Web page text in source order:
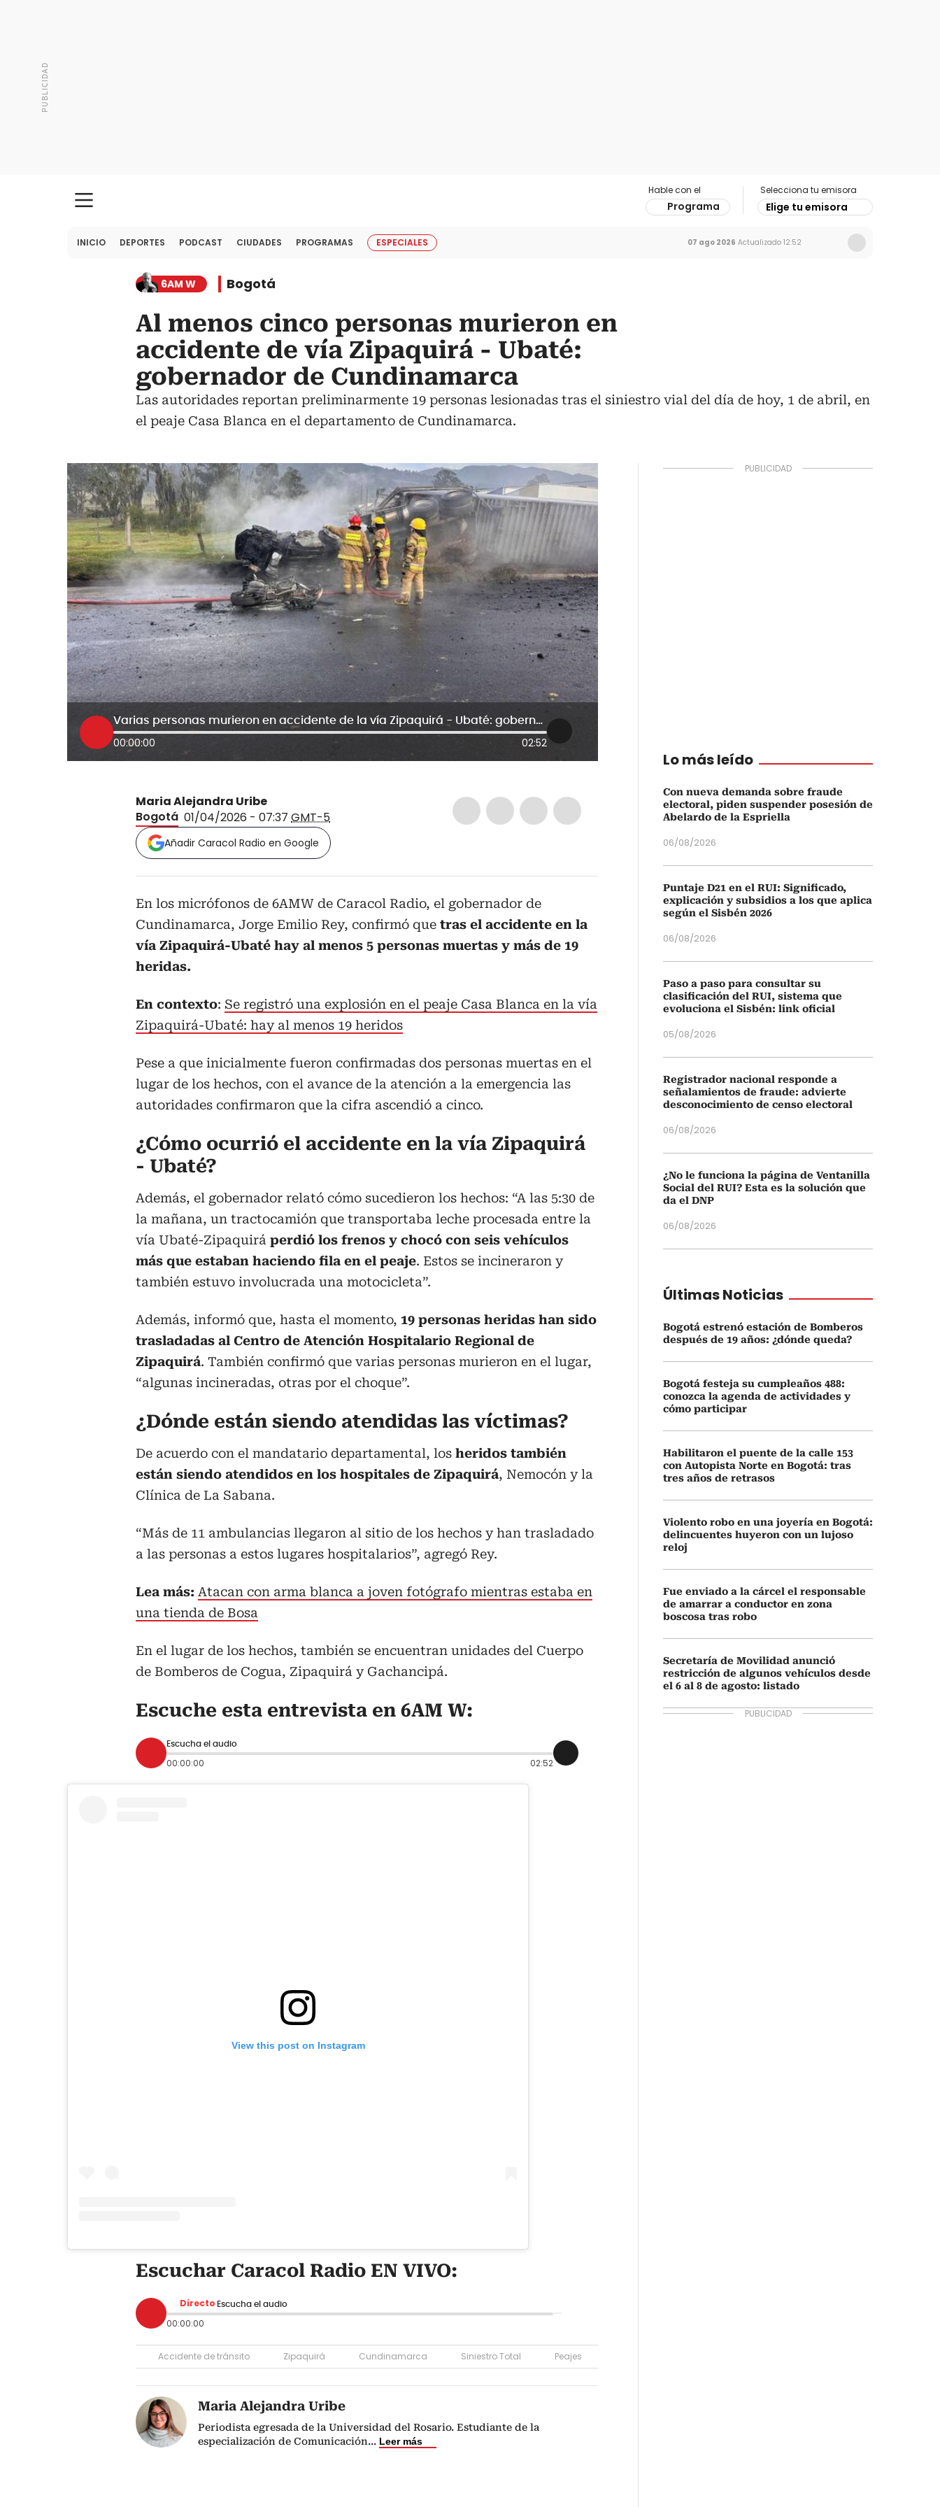
Hable con el
Programa
Selecciona tu emisora
Elige tu emisora
INICIO DEPORTES PODCAST CIUDADES PROGRAMAS ESPECIALES 07 ago 2026 Actualizado 12:52
6AM W Bogotá
Al menos cinco personas murieron en
accidente de vía Zipaquirá - Ubaté:
gobernador de Cundinamarca
Las autoridades reportan preliminarmente 19 personas lesionadas tras el siniestro vial del día de hoy, 1 de abril, en
el peaje Casa Blanca en el departamento de Cundinamarca.
Varias personas murieron en accidente de la vía Zipaquirá - Ubaté: gobernador de Cundinamarca
00:00:00 02:52
Maria Alejandra Uribe
Bogotá 01/04/2026 - 07:37 GMT-5
Añadir Caracol Radio en Google
En los micrófonos de 6AMW de Caracol Radio, el gobernador de
Cundinamarca, Jorge Emilio Rey, confirmó que tras el accidente en la
vía Zipaquirá-Ubaté hay al menos 5 personas muertas y más de 19
heridas.
En contexto: Se registró una explosión en el peaje Casa Blanca en la vía
Zipaquirá-Ubaté: hay al menos 19 heridos
Pese a que inicialmente fueron confirmadas dos personas muertas en el
lugar de los hechos, con el avance de la atención a la emergencia las
autoridades confirmaron que la cifra ascendió a cinco.
¿Cómo ocurrió el accidente en la vía Zipaquirá
- Ubaté?
Además, el gobernador relató cómo sucedieron los hechos: “A las 5:30 de
la mañana, un tractocamión que transportaba leche procesada entre la
vía Ubaté-Zipaquirá perdió los frenos y chocó con seis vehículos
más que estaban haciendo fila en el peaje. Estos se incineraron y
también estuvo involucrada una motocicleta”.
Además, informó que, hasta el momento, 19 personas heridas han sido
trasladadas al Centro de Atención Hospitalario Regional de
Zipaquirá. También confirmó que varias personas murieron en el lugar,
“algunas incineradas, otras por el choque”.
¿Dónde están siendo atendidas las víctimas?
De acuerdo con el mandatario departamental, los heridos también
están siendo atendidos en los hospitales de Zipaquirá, Nemocón y la
Clínica de La Sabana.
“Más de 11 ambulancias llegaron al sitio de los hechos y han trasladado
a las personas a estos lugares hospitalarios”, agregó Rey.
Lea más: Atacan con arma blanca a joven fotógrafo mientras estaba en
una tienda de Bosa
En el lugar de los hechos, también se encuentran unidades del Cuerpo
de Bomberos de Cogua, Zipaquirá y Gachancipá.
Escuche esta entrevista en 6AM W:
Escucha el audio
00:00:00 02:52
View this post on Instagram
Escuchar Caracol Radio EN VIVO:
Directo Escucha el audio
00:00:00
Accidente de tránsito Zipaquirá Cundinamarca Siniestro Total Peajes
Maria Alejandra Uribe
Periodista egresada de la Universidad del Rosario. Estudiante de la
especialización de Comunicación... Leer más
Lo más leído
Con nueva demanda sobre fraude
electoral, piden suspender posesión de
Abelardo de la Espriella
06/08/2026
Puntaje D21 en el RUI: Significado,
explicación y subsidios a los que aplica
según el Sisbén 2026
06/08/2026
Paso a paso para consultar su
clasificación del RUI, sistema que
evoluciona el Sisbén: link oficial
05/08/2026
Registrador nacional responde a
señalamientos de fraude: advierte
desconocimiento de censo electoral
06/08/2026
¿No le funciona la página de Ventanilla
Social del RUI? Esta es la solución que
da el DNP
06/08/2026
Últimas Noticias
Bogotá estrenó estación de Bomberos
después de 19 años: ¿dónde queda?
Bogotá festeja su cumpleaños 488:
conozca la agenda de actividades y
cómo participar
Habilitaron el puente de la calle 153
con Autopista Norte en Bogotá: tras
tres años de retrasos
Violento robo en una joyería en Bogotá:
delincuentes huyeron con un lujoso
reloj
Fue enviado a la cárcel el responsable
de amarrar a conductor en zona
boscosa tras robo
Secretaría de Movilidad anunció
restricción de algunos vehículos desde
el 6 al 8 de agosto: listado